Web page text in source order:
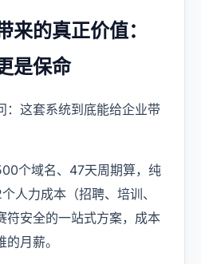
来的真正价值：
是保命
：这套系统到底能给企业带
个域名、47天周期算，纯
人力成本（招聘、培训、
符安全的一站式方案，成本
月薪。